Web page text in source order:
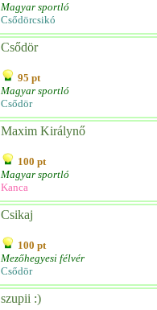
Magyar sportló
Csődörcsikó
Csődör
95 pt
Magyar sportló
Csődör
Maxim Királynő
100 pt
Magyar sportló
Kanca
Csikaj
100 pt
Mezőhegyesi félvér
Csődör
szupii :)